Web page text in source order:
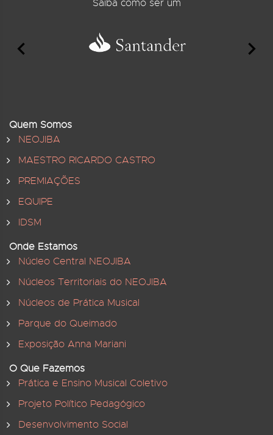
Saiba como ser um
Quem Somos
NEOJIBA
MAESTRO RICARDO CASTRO
PREMIAÇÕES
EQUIPE
IDSM
Onde Estamos
Núcleo Central NEOJIBA
Núcleos Territoriais do NEOJIBA
Núcleos de Prática Musical
Parque do Queimado
Exposição Anna Mariani
O Que Fazemos
Prática e Ensino Musical Coletivo
Projeto Político Pedagógico
Desenvolvimento Social